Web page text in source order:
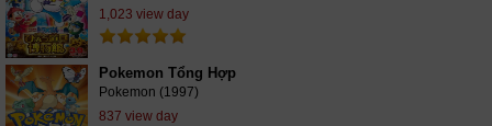
1,023 view day
Pokemon Tổng Hợp
Pokemon (1997)
837 view day